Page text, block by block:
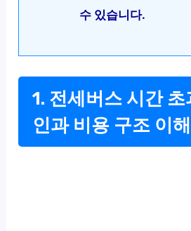
수 있습니다.
1. 전세버스 시간 초
인과 비용 구조 이해